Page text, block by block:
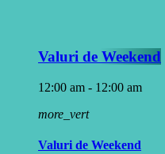
Valuri de Weekend
12:00 am - 12:00 am
more_vert
Valuri de Weekend